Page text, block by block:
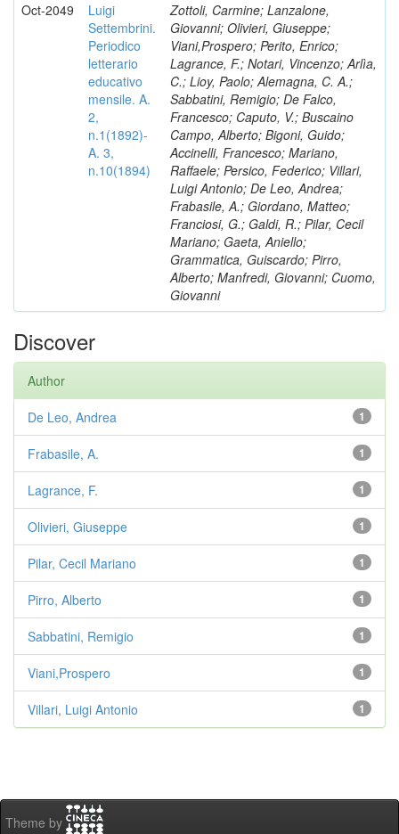
Oct-2049
Luigi
Settembrini.
Periodico
letterario
educativo
mensile. A.
2,
n.1(1892)-
A. 3,
n.10(1894)
Zottoli, Carmine; Lanzalone,
Giovanni; Olivieri, Giuseppe;
Viani,Prospero; Perito, Enrico;
Lagrance, F.; Notari, Vincenzo; Arlìa,
C.; Lioy, Paolo; Alemagna, C. A.;
Sabbatini, Remigio; De Falco,
Francesco; Caputo, V.; Buscaino
Campo, Alberto; Bigoni, Guido;
Accinelli, Francesco; Mariano,
Raffaele; Persico, Federico; Villari,
Luigi Antonio; De Leo, Andrea;
Frabasile, A.; Giordano, Matteo;
Franciosi, G.; Galdi, R.; Pilar, Cecil
Mariano; Gaeta, Aniello;
Grammatica, Guiscardo; Pirro,
Alberto; Manfredi, Giovanni; Cuomo,
Giovanni
Discover
Author
1
De Leo, Andrea
1
Frabasile, A.
1
Lagrance, F.
1
Olivieri, Giuseppe
1
Pilar, Cecil Mariano
1
Pirro, Alberto
1
Sabbatini, Remigio
1
Viani,Prospero
1
Villari, Luigi Antonio
Theme by